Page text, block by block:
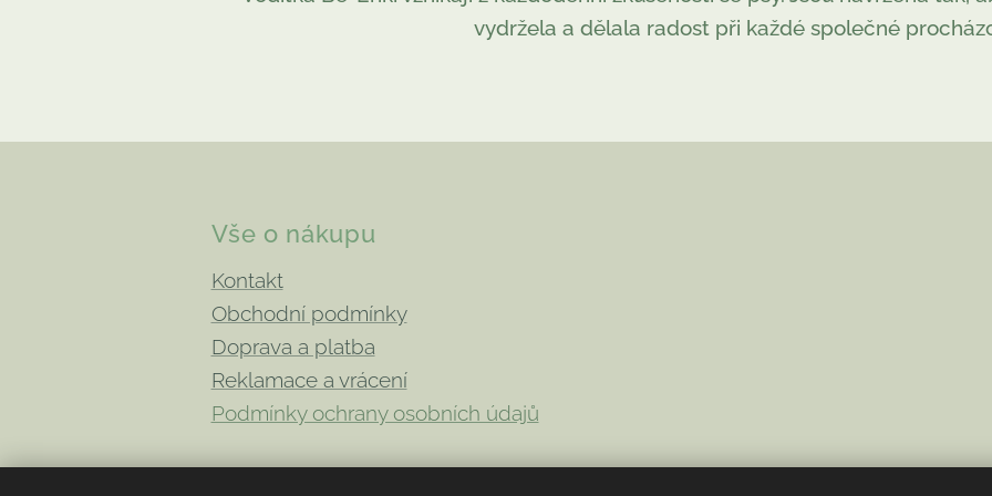
vydržela a dělala radost při každé společné
Vše o nákupu
Kontakt
Obchodní podmínky
Doprava a platba
Reklamace a vrácení
Podmínky ochrany osobních údajů